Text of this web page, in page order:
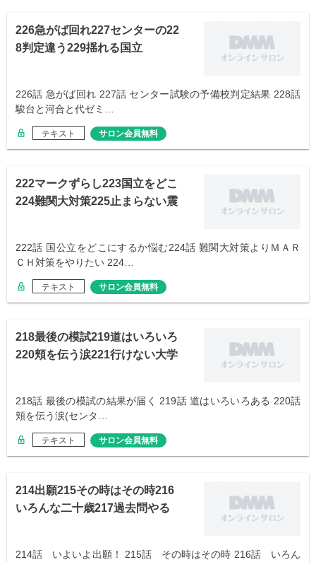
226急がば回れ227センターの22
8判定違う229揺れる国立
226話 急がば回れ 227話 センター試験の予備校判定結果 228話
駿台と河合と代ゼミ…
テキスト サロン会員無料
222マークずらし223国立をどこ
224難関大対策225止まらない震
222話 国公立をどこにするか悩む224話 難関大対策よりＭＡＲ
ＣＨ対策をやりたい 224…
テキスト サロン会員無料
218最後の模試219道はいろいろ
220頬を伝う涙221行けない大学
218話 最後の模試の結果が届く 219話 道はいろいろある 220話
頬を伝う涙(センタ…
テキスト サロン会員無料
214出願215その時はその時216
いろんな二十歳217過去問やる
214話 いよいよ出願！ 215話 その時はその時 216話 いろん